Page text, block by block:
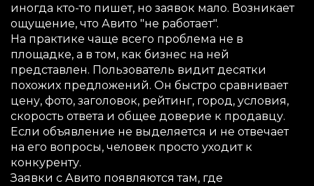
иногда кто-то пишет, но заявок мало. Возникает
ощущение, что Авито "не работает".
На практике чаще всего проблема не в
площадке, а в том, как бизнес на ней
представлен. Пользователь видит десятки
похожих предложений. Он быстро сравнивает
цену, фото, заголовок, рейтинг, город, условия,
скорость ответа и общее доверие к продавцу.
Если объявление не выделяется и не отвечает
на его вопросы, человек просто уходит к
конкуренту.
Заявки с Авито появляются там, где